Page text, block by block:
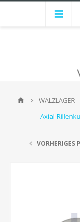
WÄLZLAGER
Axial-
VORHERIGES